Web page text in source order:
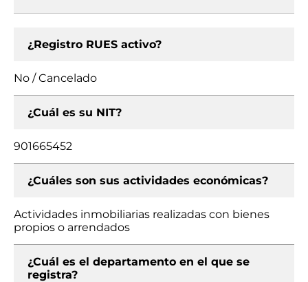
¿Registro RUES activo?
No / Cancelado
¿Cuál es su NIT?
901665452
¿Cuáles son sus actividades económicas?
Actividades inmobiliarias realizadas con bienes
propios o arrendados
¿Cuál es el departamento en el que se
registra?